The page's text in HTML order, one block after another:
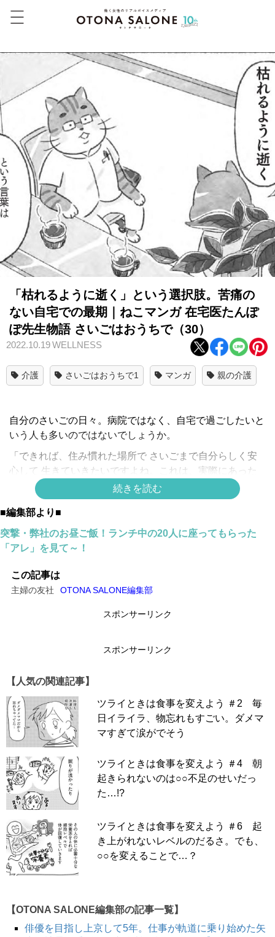
「枯れるように逝く」という選択肢。苦痛の
ない自宅での最期｜ねこマンガ 在宅医たんぽ
ぽ先生物語 さいごはおうちで（30）
2022.10.19WELLNESS
介護 さいごはおうちで1 マンガ 親の介護
自分のさいごの日々。病院ではなく、自宅で過ごしたいと
いう人も多いのではないでしょうか。
「できれば、住み慣れた場所で さいごまで自分らしく安
心して 生きていきたいですよね。これは、実際にあった
私の患者さんのお話です」在宅医療専門クリニックを立ち
上げて２０年の“たんぽぽ先生”が実際にかかわった患者さ
んのお話を、ミューズワーク(ねこまき)さんのマンガで贈
ります。
このマンガを1話からイッキ読み！
スポンサーリンク
続きを読む
■編集部より■
突撃・弊社のお昼ご飯！ランチ中の20人に座ってもらった
「アレ」を見て～！
この記事は
主婦の友社 OTONA SALONE編集部
スポンサーリンク
スポンサーリンク
【人気の関連記事】
ツライときは食事を変えよう ＃2 毎
日イライラ、物忘れもすごい。ダメマ
マすぎて涙がでそう
ツライときは食事を変えよう ＃4 朝
起きられないのは○○不足のせいだっ
た…!?
ツライときは食事を変えよう ＃6 起
き上がれないレベルのだるさ。でも、
○○を変えることで…？
【OTONA SALONE編集部の記事一覧】
俳優を目指し上京して5年。仕事が軌道に乗り始めた矢